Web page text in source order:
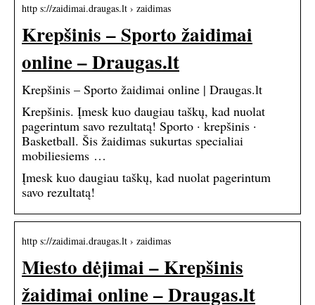
http s://zaidimai.draugas.lt › zaidimas
Krepšinis – Sporto žaidimai
online – Draugas.lt
Krepšinis – Sporto žaidimai online | Draugas.lt
Krepšinis. Įmesk kuo daugiau taškų, kad nuolat
pagerintum savo rezultatą! Sporto · krepšinis ·
Basketball. Šis žaidimas sukurtas specialiai
mobiliesiems …
Įmesk kuo daugiau taškų, kad nuolat pagerintum
savo rezultatą!
http s://zaidimai.draugas.lt › zaidimas
Miesto dėjimai – Krepšinis
žaidimai online – Draugas.lt